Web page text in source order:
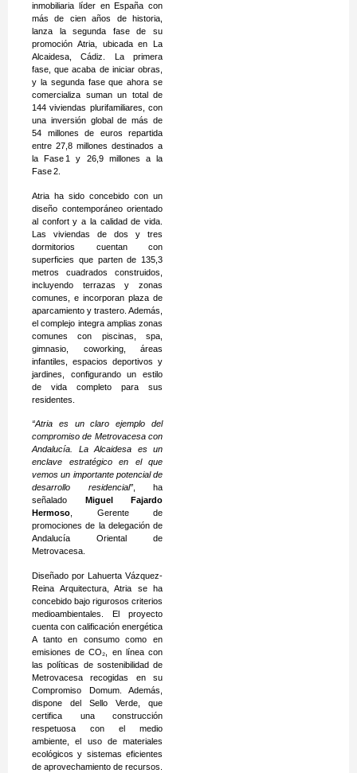
inmobiliaria líder en España con
más de cien años de historia,
lanza la segunda fase de su
promoción Atria, ubicada en La
Alcaidesa, Cádiz. La primera
fase, que acaba de iniciar obras,
y la segunda fase que ahora se
comercializa suman un total de
144 viviendas plurifamiliares, con
una inversión global de más de
54 millones de euros repartida
entre 27,8 millones destinados a
la Fase 1 y 26,9 millones a la
Fase 2.
Atria ha sido concebido con un
diseño contemporáneo orientado
al confort y a la calidad de vida.
Las viviendas de dos y tres
dormitorios cuentan con
superficies que parten de 135,3
metros cuadrados construidos,
incluyendo terrazas y zonas
comunes, e incorporan plaza de
aparcamiento y trastero. Además,
el complejo integra amplias zonas
comunes con piscinas, spa,
gimnasio, coworking, áreas
infantiles, espacios deportivos y
jardines, configurando un estilo
de vida completo para sus
residentes.
“Atria es un claro ejemplo del
compromiso de Metrovacesa con
Andalucía. La Alcaidesa es un
enclave estratégico en el que
vemos un importante potencial de
desarrollo residencial”, ha
señalado
Miguel Fajardo
Hermoso , Gerente de
promociones de la delegación de
Andalucía Oriental de
Metrovacesa.
Diseñado por Lahuerta Vázquez-
Reina Arquitectura, Atria se ha
concebido bajo rigurosos criterios
medioambientales. El proyecto
cuenta con calificación energética
A tanto en consumo como en
emisiones de CO₂, en línea con
las políticas de sostenibilidad de
Metrovacesa recogidas en su
Compromiso Domum. Además,
dispone del Sello Verde, que
certifica una construcción
respetuosa con el medio
ambiente, el uso de materiales
ecológicos y sistemas eficientes
de aprovechamiento de recursos.